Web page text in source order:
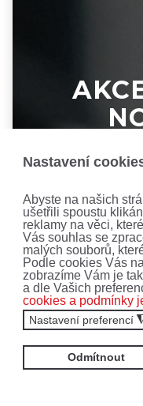
Nastavení
Abyste na našich
ušetřili spoustu
reklamy na věci,
Vás souhlas se
malých souborů,
Podle cookies Vás
zobrazíme Vám je
a dle Vašich
cookies a podmínky
Nastavení preferencí
Odmítnout
Nenechte si ujít
Vyplněním